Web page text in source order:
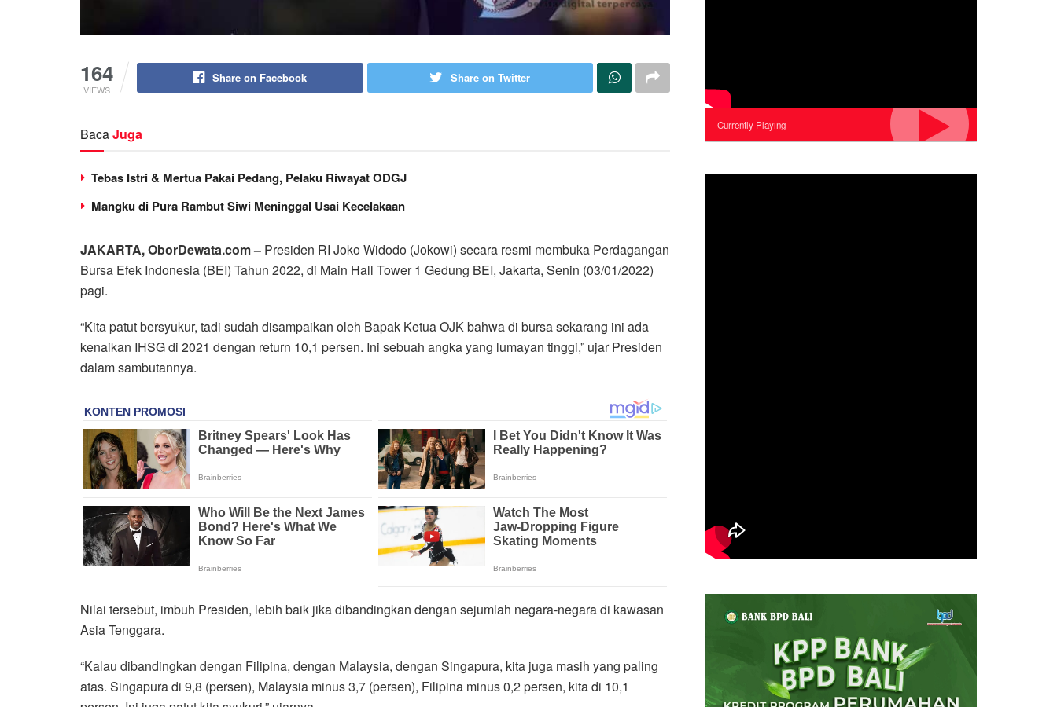
164
VIEWS
Share on Facebook Share on Twitter
BacaJuga
Tebas Istri & Mertua Pakai Pedang, Pelaku Riwayat ODGJ
Mangku di Pura Rambut Siwi Meninggal Usai Kecelakaan
JAKARTA, OborDewata.com – Presiden RI Joko Widodo (Jokowi) secara resmi membuka Perdagangan
Bursa Efek Indonesia (BEI) Tahun 2022, di Main Hall Tower 1 Gedung BEI, Jakarta, Senin (03/01/2022)
pagi.
“Kita patut bersyukur, tadi sudah disampaikan oleh Bapak Ketua OJK bahwa di bursa sekarang ini ada
kenaikan IHSG di 2021 dengan return 10,1 persen. Ini sebuah angka yang lumayan tinggi,” ujar Presiden
dalam sambutannya.
Nilai tersebut, imbuh Presiden, lebih baik jika dibandingkan dengan sejumlah negara-negara di kawasan
Asia Tenggara.
“Kalau dibandingkan dengan Filipina, dengan Malaysia, dengan Singapura, kita juga masih yang paling
atas. Singapura di 9,8 (persen), Malaysia minus 3,7 (persen), Filipina minus 0,2 persen, kita di 10,1
Currently Playing